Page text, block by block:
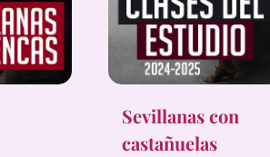
Sevillanas con
castañuelas